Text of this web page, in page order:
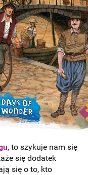
, to szykuje nam się
się dodatek
się o to, kto